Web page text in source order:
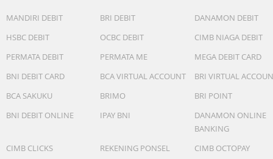
MANDIRI DEBIT BRI DEBIT
DANAMON DEBIT
HSBC DEBIT
OCBC DEBIT
CIMB NIAGA DEBIT
PERMATA DEBIT
PERMATA ME
MEGA DEBIT CARD
BNI DEBIT CARD
BCA VIRTUAL ACCOUNT
BRI VIRTUAL
BCA SAKUKU
BRIMO
BRI POINT
BNI DEBIT ONLINE
IPAY BNI
DANAMON ONLINE
BANKING
CIMB CLICKS
REKENING PONSEL
CIMB OCTOPAY